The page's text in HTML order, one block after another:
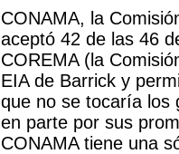
CONAMA, la
aceptó 42 de las 46
COREMA (la
EIA de Barrick y
que no se tocaría los
en parte por sus
CONAMA tiene una